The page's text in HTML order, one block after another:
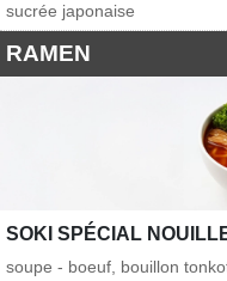
sucrée japonaise
RAMEN
SOKI SPÉCIAL
soupe - boeuf, bouillon